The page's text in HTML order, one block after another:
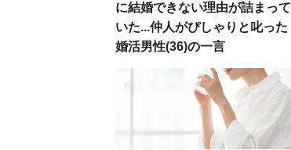
に結婚できない理由が詰まって
いた...仲人がぴしゃりと叱った
婚活男性(36)の一言